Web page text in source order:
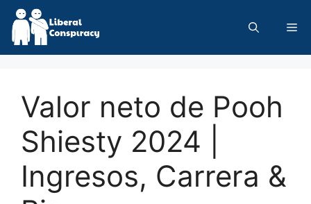
Skip
content
Valor neto de Pooh
Shiesty 2024 |
Ingresos, Carrera &